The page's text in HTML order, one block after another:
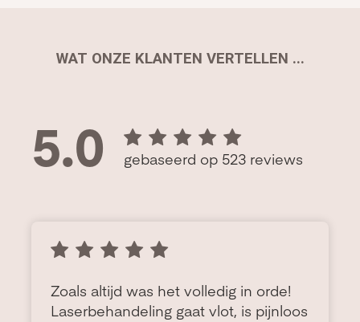
WAT ONZE KLANTEN VERTELLEN ...